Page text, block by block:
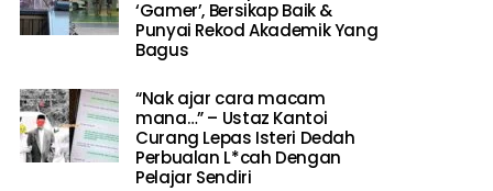
‘Gamer’, Bersikap Baik &
Punyai Rekod Akademik Yang
Bagus
“Nak ajar cara macam
mana…” – Ustaz Kantoi
Curang Lepas Isteri Dedah
Perbualan L*cah Dengan
Pelajar Sendiri